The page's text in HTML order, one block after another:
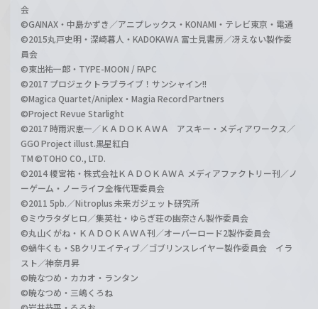
会
©GAINAX・中島かずき／アニプレックス・KONAMI・テレビ東京・電通
©2015丸戸史明・深崎暮人・KADOKAWA 富士見書房／冴えない製作委
員会
©東出祐一郎・TYPE-MOON / FAPC
©2017 プロジェクトラブライブ！サンシャイン!!
©Magica Quartet/Aniplex・Magia Record Partners
©Project Revue Starlight
©2017 時雨沢恵一／ＫＡＤＯＫＡＷＡ アスキー・メディアワークス／
GGO Project illust.黒星紅白
TM ©TOHO CO., LTD.
©2014 榎宮祐・株式会社ＫＡＤＯＫＡＷＡ メディアファクトリー刊／ノ
ーゲーム・ノーライフ全権代理委員会
©2011 5pb.／Nitroplus 未来ガジェット研究所
©ミウラタダヒロ／集英社・ゆらぎ荘の幽奈さん製作委員会
©丸山くがね・ＫＡＤＯＫＡＷＡ刊／オーバーロード2製作委員会
©蝸牛くも・SBクリエイティブ／ゴブリンスレイヤー製作委員会 イラ
スト／神奈月昇
©暁なつめ・カカオ・ランタン
©暁なつめ・三嶋くろね